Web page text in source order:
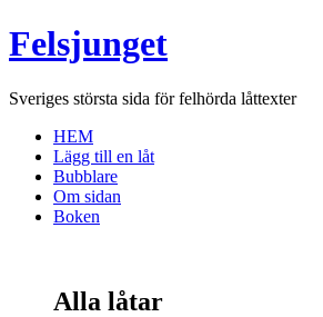
Felsjunget
Sveriges största sida för felhörda låttexter
HEM
Lägg till en låt
Bubblare
Om sidan
Boken
Alla låtar